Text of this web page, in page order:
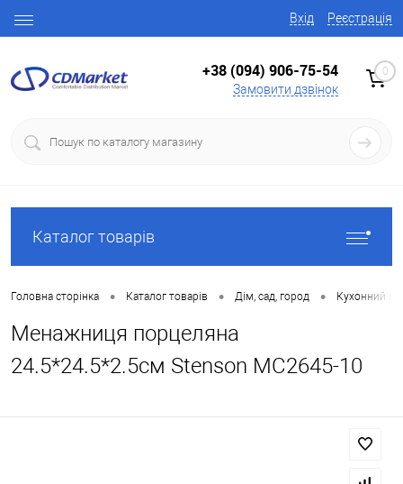
Вхід Реєстрація
+38 (094) 906-75-54
Замовити дзвінок
0
Каталог товарів
Головна сторінка • Каталог товарів • Дім, сад, город • Кухонний
Менажниця порцеляна
24.5*24.5*2.5см Stenson MC2645-10